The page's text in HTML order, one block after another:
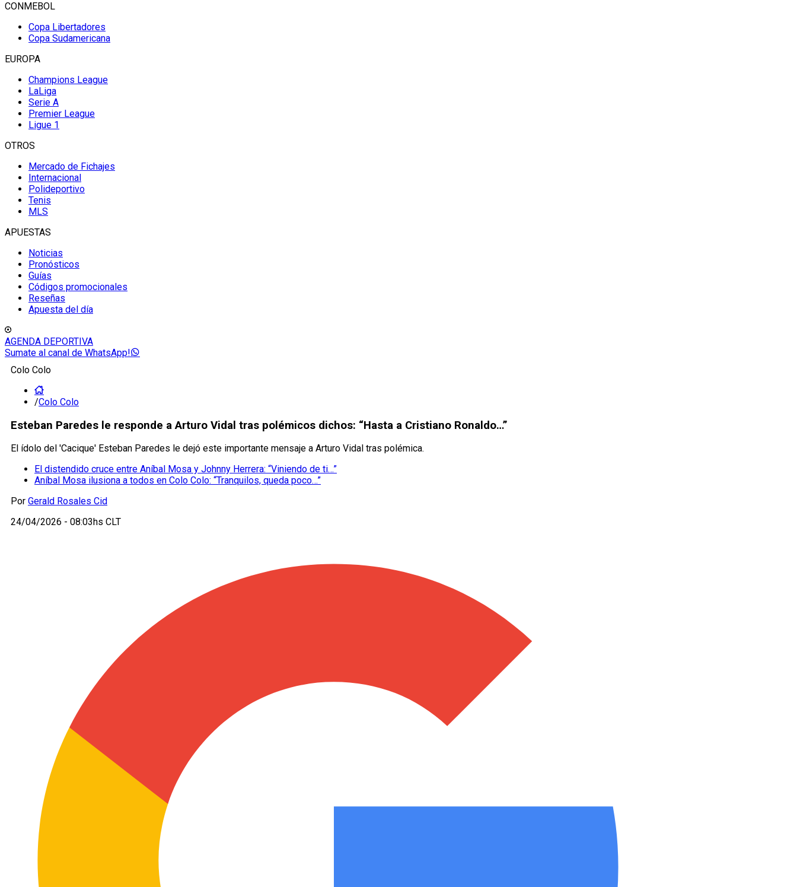
CONMEBOL
Copa Libertadores
Copa Sudamericana
EUROPA
Champions League
LaLiga
Serie A
Premier League
Ligue 1
OTROS
Mercado de Fichajes
Internacional
Polideportivo
Tenis
MLS
APUESTAS
Noticias
Pronósticos
Guías
Códigos promocionales
Reseñas
Apuesta del día
AGENDA DEPORTIVA
Sumate al canal de WhatsApp!
Colo Colo
/Colo Colo
Esteban Paredes le responde a Arturo Vidal tras polémicos dichos: “Hasta a Cristiano Ronaldo…”
El ídolo del 'Cacique' Esteban Paredes le dejó este importante mensaje a Arturo Vidal tras polémica.
El distendido cruce entre Aníbal Mosa y Johnny Herrera: “Viniendo de ti…”
Aníbal Mosa ilusiona a todos en Colo Colo: “Tranquilos, queda poco…”
Por Gerald Rosales Cid
24/04/2026 - 08:03hs CLT